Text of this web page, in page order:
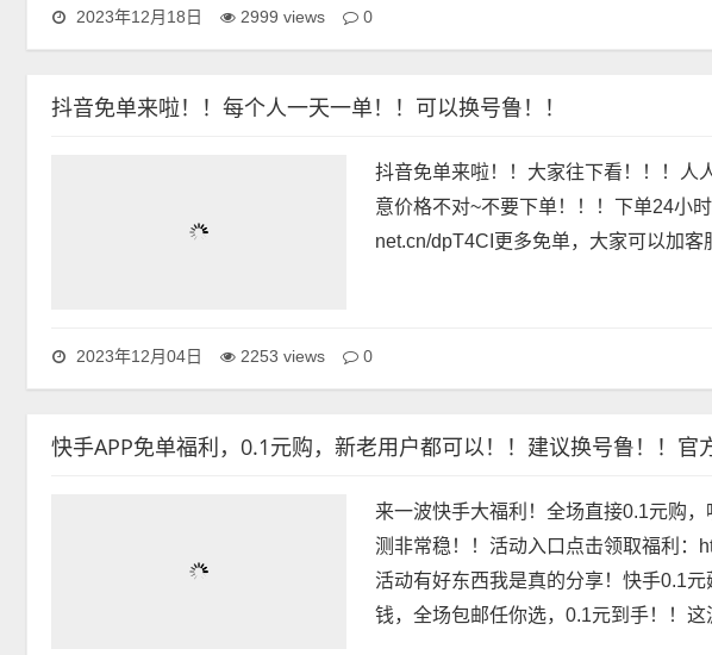
2023年12月18日 2999 views 0
抖音免单来啦！！每个人一天一单！！可以换号鲁！！
抖音免单来啦！！大家往下看！！！人
意价格不对~不要下单！！！下单24小
net.cn/dpT4CI更多免单，大家可以加客
2023年12月04日 2253 views 0
来一波快手大福利！全场直接0.1元购
测非常稳！！活动入口点击领取福利：
活动有好东西我是真的分享！快手0.1元